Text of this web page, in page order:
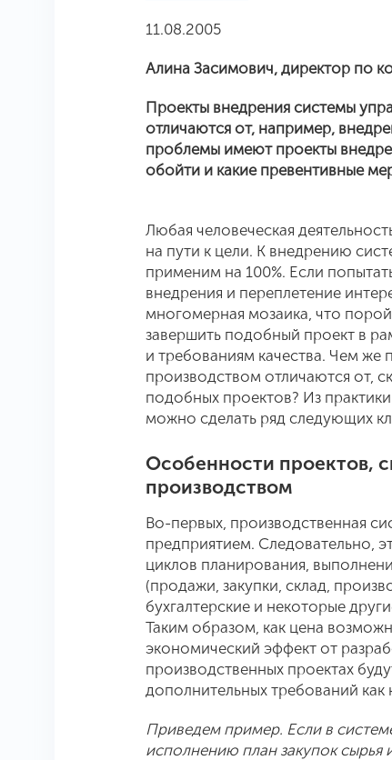
11.08.2005
Алина Засимович, директор по
Проекты внедрения системы
отличаются от, например,
проблемы имеют проекты
обойти и какие превентивные
Любая человеческая
на пути к цели. К внедрению
применим на 100%. Если
внедрения и переплетение
многомерная мозаика, что
завершить подобный проект в
и требованиям качества. Чем же
производством отличаются от,
подобных проектов? Из
можно сделать ряд следующих
Особенности проектов,
производством
Во-первых, производственная
предприятием. Следовательно,
циклов планирования,
(продажи, закупки, склад,
бухгалтерские и некоторые
Таким образом, как цена
экономический эффект от
производственных проектах
дополнительных требований как
Приведем пример. Если в
исполнению план закупок сырья